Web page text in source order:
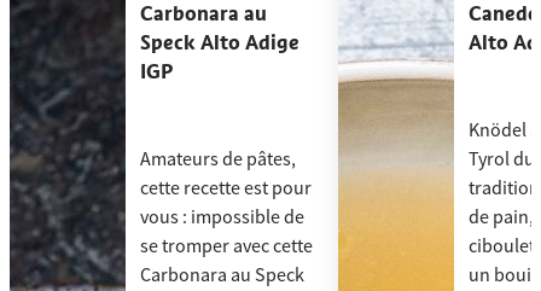
Carbonara au
Speck Alto Adige
IGP
Amateurs de pâtes,
cette recette est pour
vous : impossible de
se tromper avec cette
Carbonara au Speck
Alto
Knödel
Tyrol du
de pain,
un